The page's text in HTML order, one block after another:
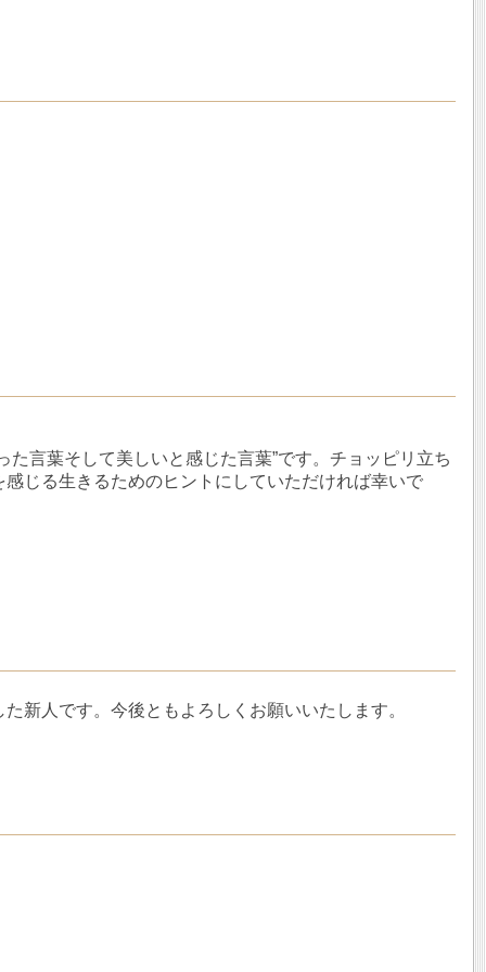
言葉そして美しいと感じた言葉”です。チョッピリ立ち
じる生きるためのヒントにしていただければ幸いで
新人です。今後ともよろしくお願いいたします。